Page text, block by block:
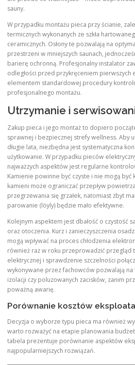
sauny.
W przypadku montażu pieca przy ścianie,
termicznych wykonanych ze szkła
ceramicznych. Osłony te pozwalają na
przestrzeni w mniejszych saunach,
barierę ochronną. Profesjonalny instalator
odległości przed przykręceniem pierwszych
elementem standardowej procedury
profesjonalnego montażu.
Utrzymanie i
Zakup pieca i jego montaż to dopiero
sprawnej i bezpiecznej strefy wellness. Aby
długie lata, niezbędna jest systematyczna
użytkowanie. W przypadku pieców
najważzych aspektów jest regularne
Kamienie powinne być czyste i nie mogą być
kamieni może ograniczać przepływ
przegrzewania się grzałek, natomiast zbyt
parowanie (löyly) będzie mało efektywne.
Kolejnym aspektem jest dbałość o czystość
oraz otoczenia. Kurz i zanieczyszczenia
mogą wpływać na proces chłodzenia
również raz w roku przeprowadzić przegląd
elektrycznej i sprawdzenie szczelności
wykonywane przez fachowców pozwalają
izolacji czy poluzowanych zacisków, zanim
poważną awarię.
Porównanie kosztów
Decyzja o wyborze typu pieca ma również
warto rozważyć na etapie planowania
tabela prezentuje porównanie aspektów
najpopularniejszych rozwiązań.